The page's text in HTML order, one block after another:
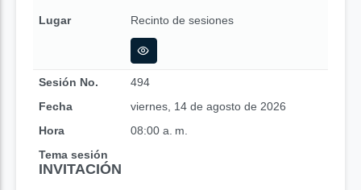
Lugar Recinto de sesiones
Sesión No.
494
Fecha
viernes, 14 de agosto de 2026
Hora
08:00 a. m.
Tema sesión
INVITACIÓN